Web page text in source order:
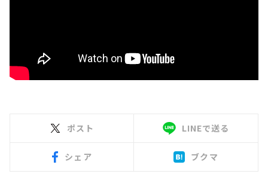
ポスト LINEで送る
シェア ブクマ